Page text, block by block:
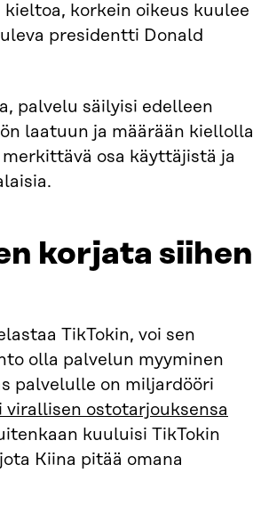
korkein oikeus kuulee
presidentti Donald
palvelu säilyisi edelleen
laatuun ja määrään kiellolla
osa käyttäjistä ja
korjata siihen
TikTokin, voi sen
olla palvelun myyminen
palvelulle on miljardööri
ostotarjouksensa
kuuluisi TikTokin
Kiina pitää omana